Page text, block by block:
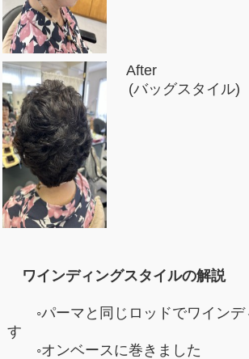
After
(バッグスタイル)
ワインディングスタイルの解説
◦パーマと同じロッドでワインデ
す
◦オンベースに巻きました